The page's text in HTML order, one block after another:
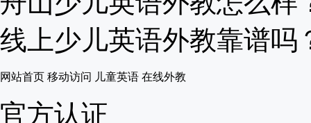
线上少儿英语外教靠谱吗
网站首页 移动访问 儿童英语 在线外教
官方认证